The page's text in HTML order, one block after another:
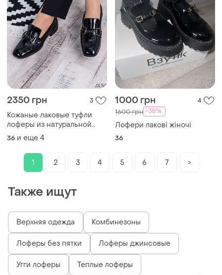
2350 грн 3
Кожаные лаковые туфли
лоферы из натуральной
кожи кожувины лаковое
туфлы лоферы натуральная
36 и еще 4
1000 грн 4
1600 грн -38%
Лофери лакові жіночі
36
1 2 3 4 5 6 7 >
Также ищут
Верхняя одежда Комбинезоны
Лоферы без пятки Лоферы джинсовые
Угги лоферы Теплые лоферы